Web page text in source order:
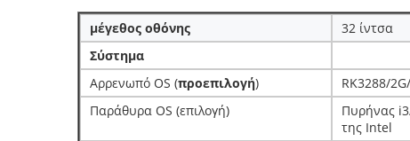
μέγεθος οθόνης
32 ίντσα
Σύστημα
Αρρενωπό OS (προεπιλογή)
RK3288/
Παράθυρα OS (επιλογή)
Πυρήνας
της Intel